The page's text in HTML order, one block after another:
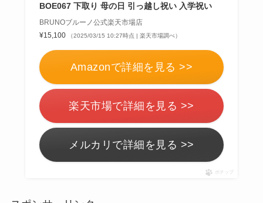
BOE067 下取り 母の日 引っ越し祝い 入学祝い
BRUNOブルーノ公式楽天市場店
¥15,100
（2025/03/15 10:27時点 | 楽天市場調べ）
Amazonで詳細を見る >>
楽天市場で詳細を見る >>
メルカリで詳細を見る >>
ポチップ